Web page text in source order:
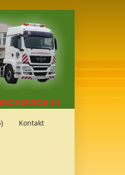
!!!
Kontakt